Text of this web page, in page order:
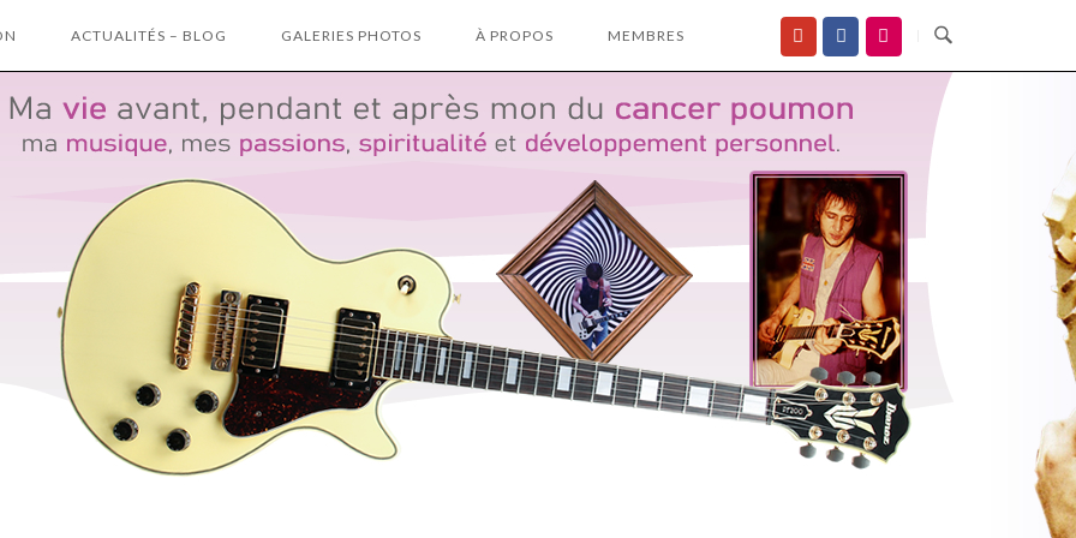
ACTUALITÉS – BLOG GALERIES PHOTOS À PROPOS MEMBRES